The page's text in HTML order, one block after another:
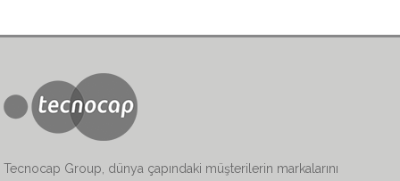
Tecnocap Group, dünya çapındaki müşterilerin markalarını